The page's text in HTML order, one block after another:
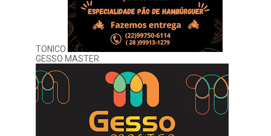
TONICO
GESSO MASTER